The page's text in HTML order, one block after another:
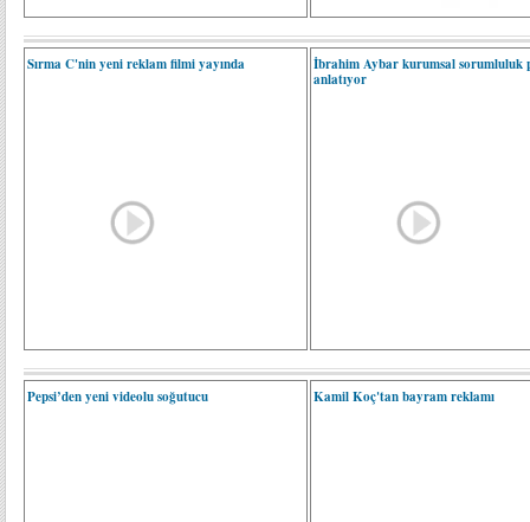
Sırma C'nin yeni reklam filmi yayında
İbrahim Aybar kurumsal sorumluluk
anlatıyor
Pepsi’den yeni videolu soğutucu Kamil Koç'tan bayram reklamı